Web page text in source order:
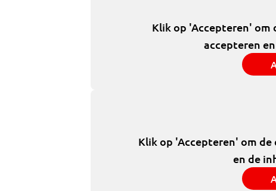
Klik op 'Accepteren' om
accepteren
Klik op 'Accepteren' om de
en de